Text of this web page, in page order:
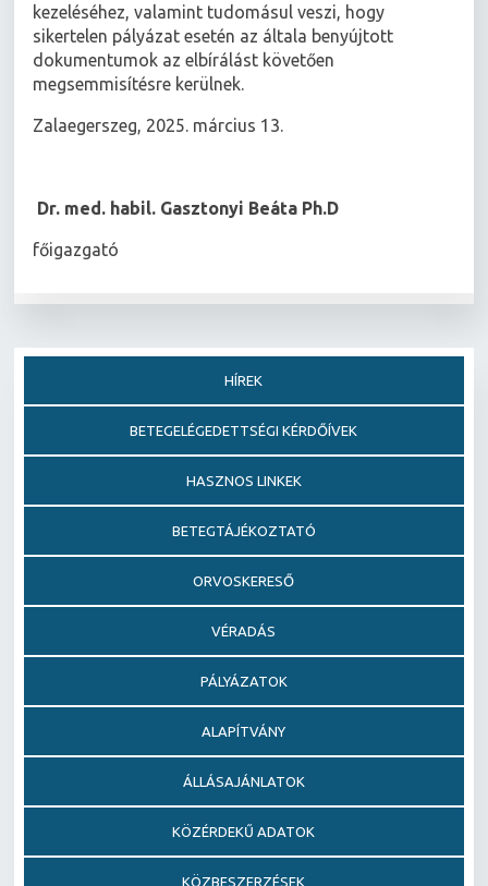
kezeléséhez, valamint tudomásul veszi, hogy
sikertelen pályázat esetén az általa benyújtott
dokumentumok az elbírálást követően
megsemmisítésre kerülnek.
Zalaegerszeg, 2025. március 13.
Dr. med. habil. Gasztonyi Beáta Ph.D
főigazgató
HÍREK
BETEGELÉGEDETTSÉGI KÉRDŐÍVEK
HASZNOS LINKEK
BETEGTÁJÉKOZTATÓ
ORVOSKERESŐ
VÉRADÁS
PÁLYÁZATOK
ALAPÍTVÁNY
ÁLLÁSAJÁNLATOK
KÖZÉRDEKŰ ADATOK
KÖZBESZERZÉSEK